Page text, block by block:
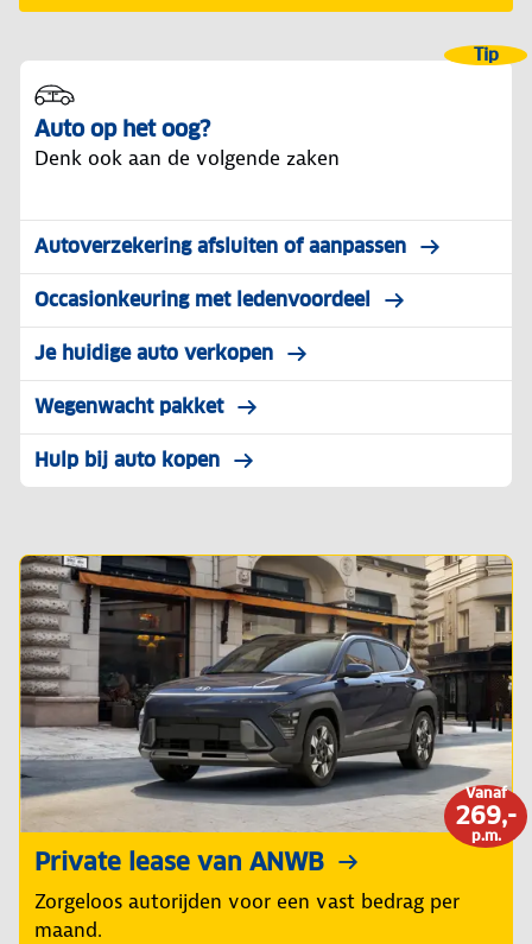
Tip
Auto op het oog?
Denk ook aan de volgende zaken
Autoverzekering afsluiten of aanpassen
Occasionkeuring met ledenvoordeel
Je huidige auto verkopen
Wegenwacht pakket
Hulp bij auto kopen
Vanaf
269,-
p.m.
Private lease van ANWB
Zorgeloos autorijden voor een vast bedrag per
maand.